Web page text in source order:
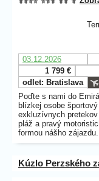
03.12.2026
1 799 €
odlet: Bratislava
Poďte s nami do
blízkej osobe
exkluzívnych
pláž a pravý
formou nášho zájazdu.
Kúzlo Perzského